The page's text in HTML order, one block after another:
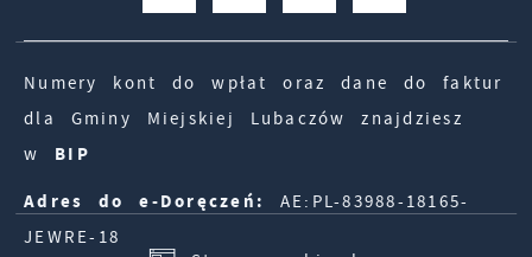
Numery kont do wpłat oraz dane do faktur
dla Gminy Miejskiej Lubaczów znajdziesz
w BIP
Adres do e-Doręczeń:
AE:PL-83988-18165-
JEWRE-18